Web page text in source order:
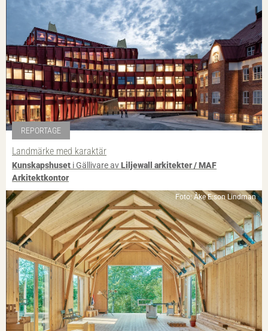
REPORTAGE
Landmärke med karaktär
Kunskapshuset i Gällivare avLiljewall arkitekter / MAF
Arkitektkontor
Foto: Åke E:son Lindman